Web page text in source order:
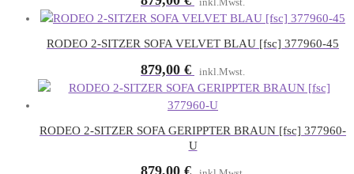
RODEO 2-SITZER SOFA VELVET BLAU [fsc] 377960-45
879,00 € inkl.Mwst.
RODEO 2-SITZER SOFA GERIPPTER BRAUN [fsc] 377960-
U